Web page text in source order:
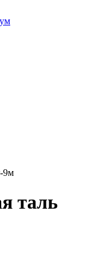
9м
таль